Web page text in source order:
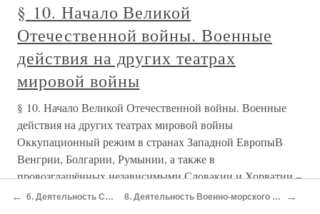
§ 10. Начало Великой
Отечественной войны. Военные
действия на других театрах
мировой войны
§ 10. Начало Великой Отечественной войны. Военные
действия на других театрах мировой войны
Оккупационный режим в странах Западной ЕвропыВ
Венгрии, Болгарии, Румынии, а также в
провозглашённых независимыми Словакии и Хорватии –
странах-союзницах Германии – установились
← 6. Деятельность Советского правительства в первые дни войны 8. Деятельность Военно-морского флота и морских стрелковых бригад во время Великой Отечественной войны →